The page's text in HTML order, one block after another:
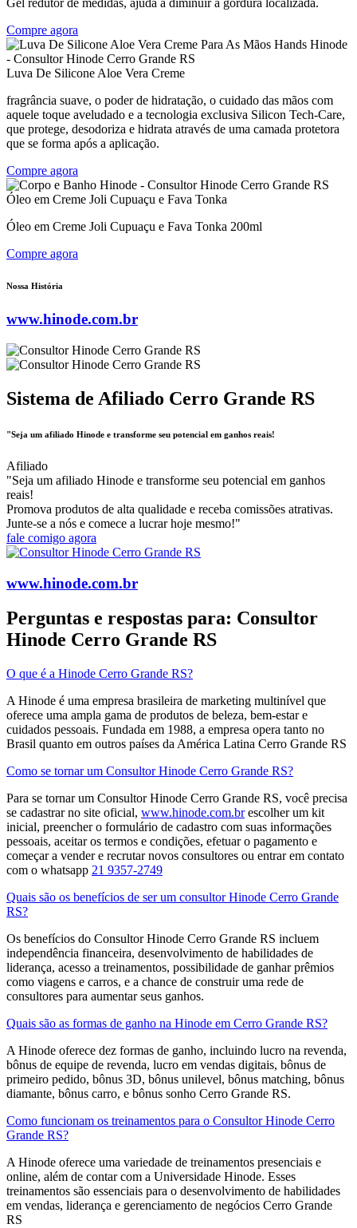
Gel redutor de medidas, ajuda a diminuir a gordura localizada.
Compre agora
Luva De Silicone Aloe Vera Creme
fragrância suave, o poder de hidratação, o cuidado das mãos com
aquele toque aveludado e a tecnologia exclusiva Silicon Tech-Care,
que protege, desodoriza e hidrata através de uma camada protetora
que se forma após a aplicação.
Compre agora
Óleo em Creme Joli Cupuaçu e Fava Tonka
Óleo em Creme Joli Cupuaçu e Fava Tonka 200ml
Compre agora
Nossa História
www.hinode.com.br
Sistema de Afiliado Cerro Grande RS
"Seja um afiliado Hinode e transforme seu potencial em ganhos reais!
Afiliado
"Seja um afiliado Hinode e transforme seu potencial em ganhos
reais!
Promova produtos de alta qualidade e receba comissões atrativas.
Junte-se a nós e comece a lucrar hoje mesmo!"
fale comigo agora
www.hinode.com.br
Perguntas e respostas para: Consultor
Hinode Cerro Grande RS
O que é a Hinode Cerro Grande RS?
A Hinode é uma empresa brasileira de marketing multinível que
oferece uma ampla gama de produtos de beleza, bem-estar e
cuidados pessoais. Fundada em 1988, a empresa opera tanto no
Brasil quanto em outros países da América Latina​ Cerro Grande RS
Como se tornar um Consultor Hinode Cerro Grande RS?
Para se tornar um Consultor Hinode Cerro Grande RS, você precisa
se cadastrar no site oficial, www.hinode.com.brescolher um kit
inicial, preencher o formulário de cadastro com suas informações
pessoais, aceitar os termos e condições, efetuar o pagamento e
começar a vender e recrutar novos consultores​ ou entrar em contato
com o whatsapp 21 9357-2749
Quais são os benefícios de ser um consultor Hinode Cerro Grande
RS?
Os benefícios do Consultor Hinode Cerro Grande RS incluem
independência financeira, desenvolvimento de habilidades de
liderança, acesso a treinamentos, possibilidade de ganhar prêmios
como viagens e carros, e a chance de construir uma rede de
consultores para aumentar seus ganhos.
Quais são as formas de ganho na Hinode em Cerro Grande RS?
A Hinode oferece dez formas de ganho, incluindo lucro na revenda,
bônus de equipe de revenda, lucro em vendas digitais, bônus de
primeiro pedido, bônus 3D, bônus unilevel, bônus matching, bônus
diamante, bônus carro, e bônus sonho Cerro Grande RS.
Como funcionam os treinamentos para o Consultor Hinode Cerro
Grande RS?
A Hinode oferece uma variedade de treinamentos presenciais e
online, além de contar com a Universidade Hinode. Esses
treinamentos são essenciais para o desenvolvimento de habilidades
em vendas, liderança e gerenciamento de negócios Cerro Grande
RS